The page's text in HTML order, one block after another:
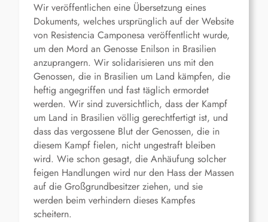
Wir veröffentlichen eine Übersetzung eines
Dokuments, welches ursprünglich auf der Website
von Resistencia Camponesa veröffentlicht wurde,
um den Mord an Genosse Enilson in Brasilien
anzuprangern. Wir solidarisieren uns mit den
Genossen, die in Brasilien um Land kämpfen, die
heftig angegriffen und fast täglich ermordet
werden. Wir sind zuversichtlich, dass der Kampf
um Land in Brasilien völlig gerechtfertigt ist, und
dass das vergossene Blut der Genossen, die in
diesem Kampf fielen, nicht ungestraft bleiben
wird. Wie schon gesagt, die Anhäufung solcher
feigen Handlungen wird nur den Hass der Massen
auf die Großgrundbesitzer ziehen, und sie
werden beim verhindern dieses Kampfes
scheitern.